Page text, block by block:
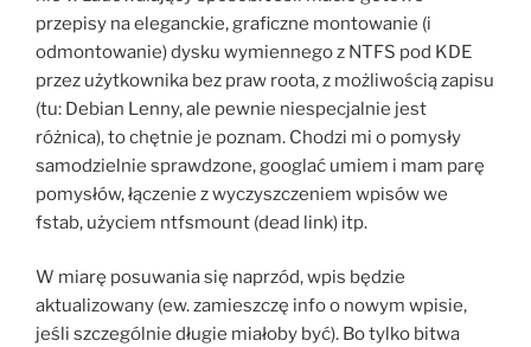
przepisy na eleganckie, graficzne montowanie (i
odmontowanie) dysku wymiennego z NTFS pod KDE
przez użytkownika bez praw roota, z możliwością zapisu
(tu: Debian Lenny, ale pewnie niespecjalnie jest
różnica), to chętnie je poznam. Chodzi mi o pomysły
samodzielnie sprawdzone, googlać umiem i mam parę
pomysłów, łączenie z wyczyszczeniem wpisów we
fstab, użyciem ntfsmount (dead link) itp.
W miarę posuwania się naprzód, wpis będzie
aktualizowany (ew. zamieszczę info o nowym wpisie,
jeśli szczególnie długie miałoby być). Bo tylko bitwa